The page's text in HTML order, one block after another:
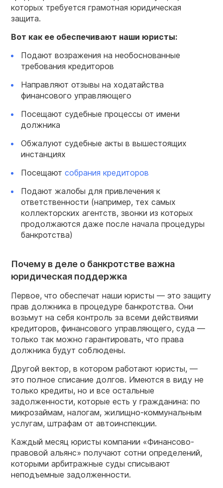
которых требуется грамотная юридическая
защита.
Вот как ее обеспечивают наши юристы:
Подают возражения на необоснованные
требования кредиторов
Направляют отзывы на ходатайства
финансового управляющего
Посещают судебные процессы от имени
должника
Обжалуют судебные акты в вышестоящих
инстанциях
Посещают собрания кредиторов
Подают жалобы для привлечения к
ответственности (например, тех самых
коллекторских агентств, звонки из которых
продолжаются даже после начала процедуры
банкротства)
Почему в деле о банкротстве важна
юридическая поддержка
Первое, что обеспечат наши юристы — это защиту
прав должника в процедуре банкротства. Они
возьмут на себя контроль за всеми действиями
кредиторов, финансового управляющего, суда —
только так можно гарантировать, что права
должника будут соблюдены.
Другой вектор, в котором работают юристы, —
это полное списание долгов. Имеются в виду не
только кредиты, но и все остальные
задолженности, которые есть у гражданина: по
микрозаймам, налогам, жилищно-коммунальным
услугам, штрафам от автоинспекции.
Каждый месяц юристы компании «Финансово-
правовой альянс» получают сотни определений,
которыми арбитражные суды списывают
неподъемные задолженности.